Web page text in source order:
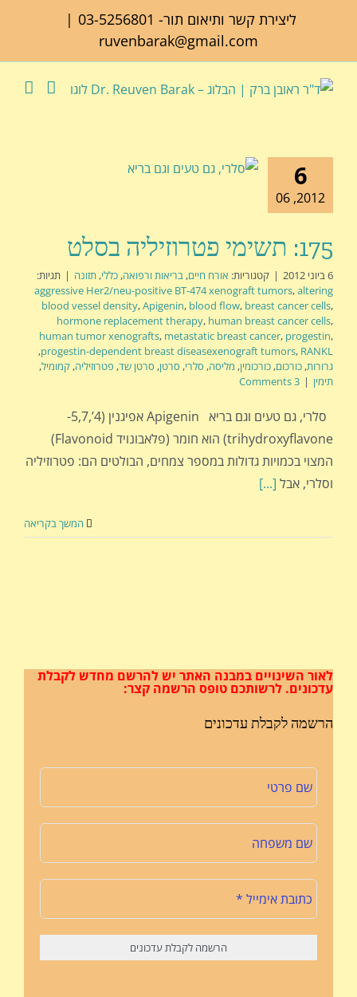
ליצירת קשר ותיאום תור- 03-5256801
|
ruvenbarak@gmail.com
6
2012, 06
175: תשימי פטרוזיליה בסלט
6 ביוני 2012 | קטגוריות: אורח חיים, בריאות ורפואה, כללי, תזונה | תגיות:
aggressive Her2/neu-positive BT-474 xenograft tumors,altering
blood vessel density,Apigenin, blood flow, breast cancer cells,
hormone replacement therapy, human breast cancer cells,
human tumor xenografts, metastatic breast cancer, progestin,
progestin-dependent breast diseasexenograft tumors, RANKL
,
גרורות, כורכום, כורכומין, מליסה, סלרי, סרטן, סרטן שד, פטרוזיליה, קמומיל,
תימין |
3 Comments
סלרי, גם טעים וגם בריא Apigenin אפיגנין (4’,5,7-
trihydroxyflavone) הוא חומר (פלאבונויד Flavonoid)
המצוי בכמויות גדולות במספר צמחים, הבולטים הם: פטרוזיליה
וסלרי, אבל [...]
המשך בקריאה
לאור השינויים במבנה האתריש להרשם מחדש לקבלת
עדכונים. לרשותכם טופס הרשמה קצר:
הרשמה לקבלת עדכונים